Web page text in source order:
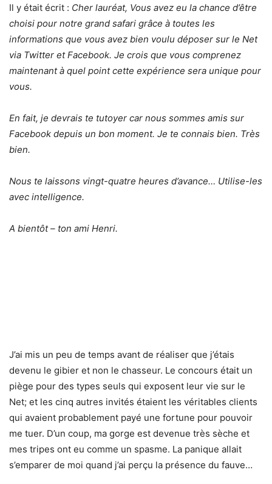
Il y était écrit : Cher lauréat, Vous avez eu la chance d’être
choisi pour notre grand safari grâce à toutes les
informations que vous avez bien voulu déposer sur le Net
via Twitter et Facebook. Je crois que vous comprenez
maintenant à quel point cette expérience sera unique pour
vous.
En fait, je devrais te tutoyer car nous sommes amis sur
Facebook depuis un bon moment. Je te connais bien. Très
bien.
Nous te laissons vingt-quatre heures d’avance… Utilise-les
avec intelligence.
A bientôt – ton ami Henri.
J’ai mis un peu de temps avant de réaliser que j’étais
devenu le gibier et non le chasseur. Le concours était un
piège pour des types seuls qui exposent leur vie sur le
Net; et les cinq autres invités étaient les véritables clients
qui avaient probablement payé une fortune pour pouvoir
me tuer. D’un coup, ma gorge est devenue très sèche et
mes tripes ont eu comme un spasme. La panique allait
s’emparer de moi quand j’ai perçu la présence du fauve…